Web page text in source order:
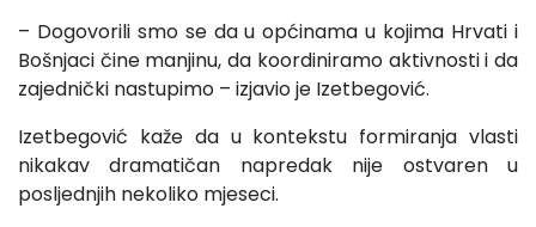
– Dogovorili smo se da u općinama u kojima Hrvati i
Bošnjaci čine manjinu, da koordiniramo aktivnosti i da
zajednički nastupimo – izjavio je Izetbegović.
Izetbegović kaže da u kontekstu formiranja vlasti
nikakav dramatičan napredak nije ostvaren u
posljednjih nekoliko mjeseci.